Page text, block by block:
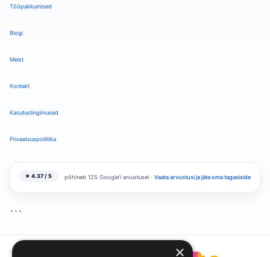
Tööpakkumised
Blogi
Meist
Kontakt
Kasutustingimused
Privaatsuspoliitika
★ 4.37 / 5 põhineb 125 Google'i arvustusel · Vaata arvustusi ja jäta oma tagasiside
```
×